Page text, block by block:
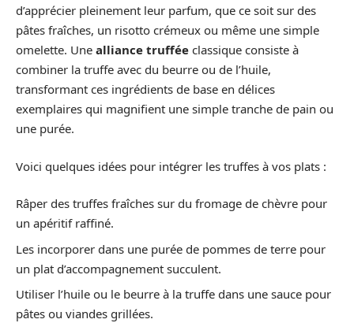
d’apprécier pleinement leur parfum, que ce soit sur des
pâtes fraîches, un risotto crémeux ou même une simple
omelette. Une alliance truffée classique consiste à
combiner la truffe avec du beurre ou de l’huile,
transformant ces ingrédients de base en délices
exemplaires qui magnifient une simple tranche de pain ou
une purée.
Voici quelques idées pour intégrer les truffes à vos plats :
Râper des truffes fraîches sur du fromage de chèvre pour
un apéritif raffiné.
Les incorporer dans une purée de pommes de terre pour
un plat d’accompagnement succulent.
Utiliser l’huile ou le beurre à la truffe dans une sauce pour
pâtes ou viandes grillées.